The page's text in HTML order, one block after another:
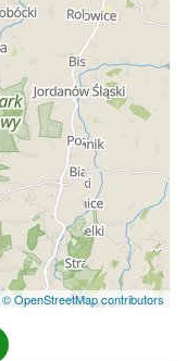
© OpenStreetMap contributors